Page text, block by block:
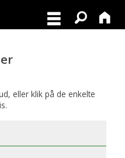
eller klik på de enkelte